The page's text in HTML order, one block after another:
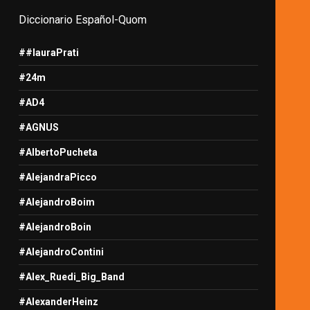
Diccionario Español-Quom
##lauraPrati
#24m
#AD4
#AGNUS
#AlbertoPucheta
#AlejandraPicco
#AlejandroBoim
#AlejandroBoin
#AlejandroContini
#Alex_Ruedi_Big_Band
#AlexanderHeinz